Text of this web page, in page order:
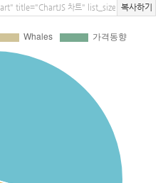
복사하기